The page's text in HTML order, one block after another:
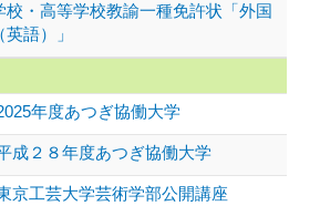
校・高等学校教諭一種免許状「外国
英語）」
年度あつぎ協働大学
成２８年度あつぎ協働大学
京工芸大学芸術学部公開講座